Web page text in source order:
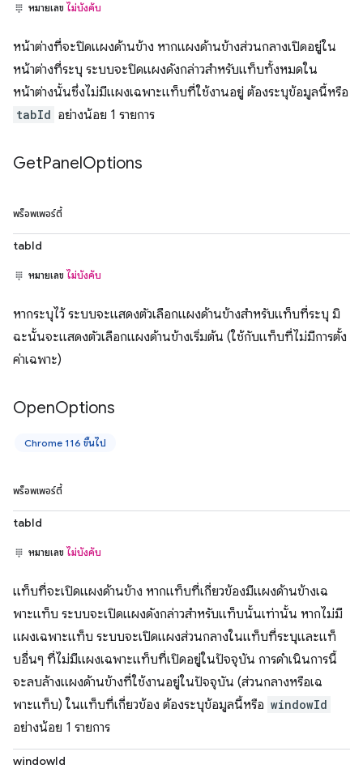
หมายเลข ไม่บังคับ
หน้าต่างที่จะปิดแผงด้านข้าง หากแผงด้านข้างส่วนกลางเปิดอยู่ใน
หน้าต่างที่ระบุ ระบบจะปิดแผงดังกล่าวสำหรับแท็บทั้งหมดใน
หน้าต่างนั้นซึ่งไม่มีแผงเฉพาะแท็บที่ใช้งานอยู่ ต้องระบุข้อมูลนี้หรือ
tabId อย่างน้อย 1 รายการ
GetPanelOptions
พร็อพเพอร์ตี้
tabId
หมายเลข ไม่บังคับ
หากระบุไว้ ระบบจะแสดงตัวเลือกแผงด้านข้างสำหรับแท็บที่ระบุ มิ
ฉะนั้นจะแสดงตัวเลือกแผงด้านข้างเริ่มต้น (ใช้กับแท็บที่ไม่มีการตั้ง
ค่าเฉพาะ)
OpenOptions
Chrome 116 ขึ้นไป
พร็อพเพอร์ตี้
tabId
หมายเลข ไม่บังคับ
แท็บที่จะเปิดแผงด้านข้าง หากแท็บที่เกี่ยวข้องมีแผงด้านข้างเฉ
พาะแท็บ ระบบจะเปิดแผงดังกล่าวสำหรับแท็บนั้นเท่านั้น หากไม่มี
แผงเฉพาะแท็บ ระบบจะเปิดแผงส่วนกลางในแท็บที่ระบุและแท็
บอื่นๆ ที่ไม่มีแผงเฉพาะแท็บที่เปิดอยู่ในปัจจุบัน การดำเนินการนี้
จะลบล้างแผงด้านข้างที่ใช้งานอยู่ในปัจจุบัน (ส่วนกลางหรือเฉ
พาะแท็บ) ในแท็บที่เกี่ยวข้อง ต้องระบุข้อมูลนี้หรือ windowId
อย่างน้อย 1 รายการ
windowId